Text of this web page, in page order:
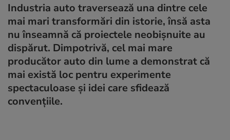
Industria auto traversează una dintre cele
mai mari transformări din istorie, însă asta
nu înseamnă că proiectele neobișnuite au
dispărut. Dimpotrivă, cel mai mare
producător auto din lume a demonstrat că
mai există loc pentru experimente
spectaculoase și idei care sfidează
convențiile.